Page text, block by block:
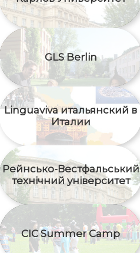
GLS Berlin
Linguaviva итальянский в
Италии
Рейнсько-Вестфальський
технічний університет
CIC Summer Camp